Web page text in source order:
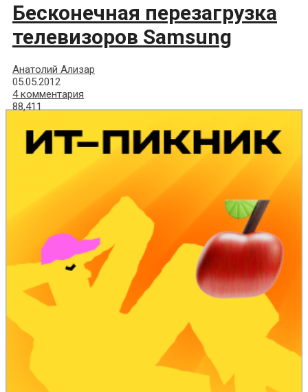
Бесконечная перезагрузка
телевизоров Samsung
Анатолий Ализар
05.05.2012
4 комментария
88,411